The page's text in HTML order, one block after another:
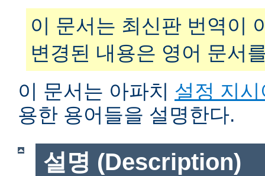
이 문서는 최신판 번역이
변경된 내용은 영어 문서
이 문서는 아파치 설정 지시
용한 용어들을 설명한다.
설명 (Description)